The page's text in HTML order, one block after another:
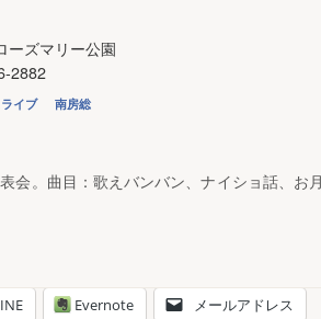
ーズマリー公園
2882
イブ 南房総
会。曲目：歌えバンバン、ナイショ話、お
Evernote メールアドレス